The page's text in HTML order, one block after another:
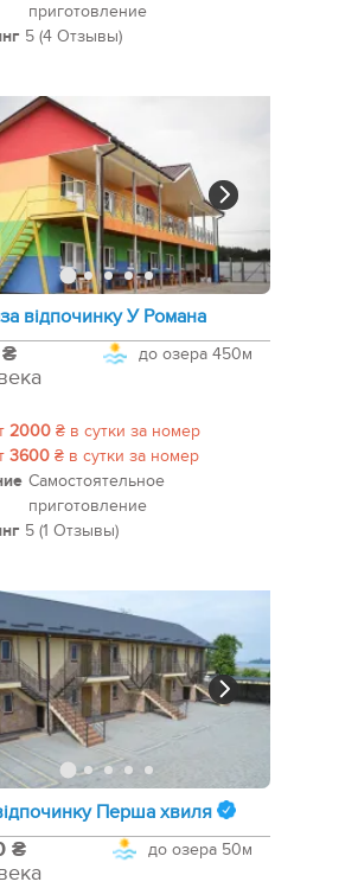
приготовление
5 (4 Отзывы)
відпочинку У Романа
до озера 450м
2000 ₴ в сутки за номер
3600 ₴ в сутки за номер
Самостоятельное
приготовление
5 (1 Отзывы)
Перша хвиля
до озера 50м
₴